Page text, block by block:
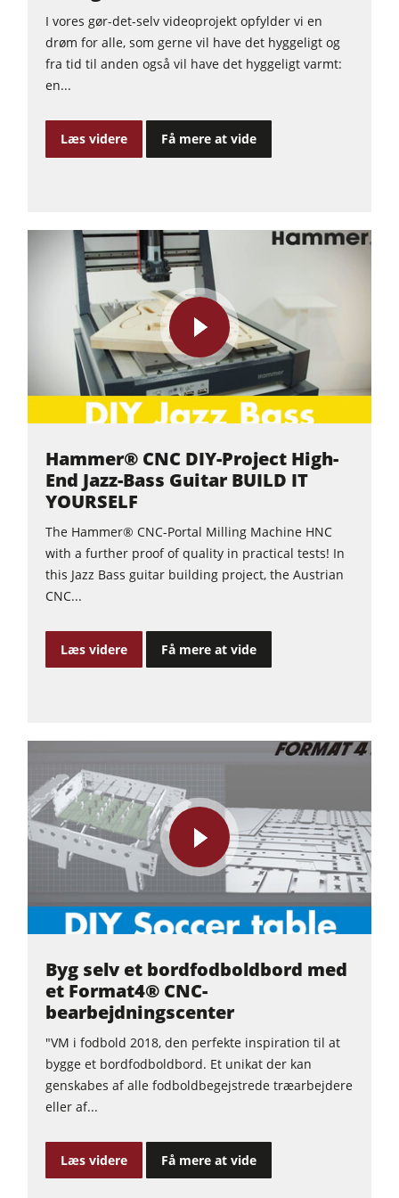
Fremtrækapparater
Værkstedsudstyr
F4Solutions software
Automatisering & materialehåndtering
I vores gør-det-selv videoprojekt opfylder vi en
drøm for alle, som gerne vil have det hyggeligt og
fra tid til anden også vil have det hyggeligt varmt:
en...
Læs videre Få mere at vide
Hammer® CNC DIY-Project High-
End Jazz-Bass Guitar BUILD IT
YOURSELF
The Hammer® CNC-Portal Milling Machine HNC
with a further proof of quality in practical tests! In
this Jazz Bass guitar building project, the Austrian
CNC...
Læs videre Få mere at vide
play
video
Byg selv et bordfodboldbord med
et Format4® CNC-
bearbejdningscenter
"VM i fodbold 2018, den perfekte inspiration til at
bygge et bordfodboldbord. Et unikat der kan
genskabes af alle fodboldbegejstrede træarbejdere
eller af...
Læs videre Få mere at vide
video